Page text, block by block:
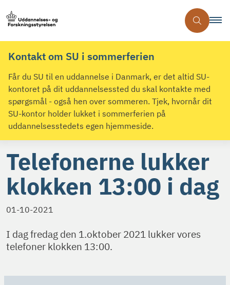
Kontakt om SU i sommerferien
Får du SU til en uddannelse i Danmark, er det altid SU-
kontoret på dit uddannelsessted du skal kontakte med
spørgsmål - også hen over sommeren. Tjek, hvornår dit
SU-kontor holder lukket i sommerferien på
uddannelsesstedets egen hjemmeside.
Telefonerne lukker
klokken 13:00 i dag
01-10-2021
I dag fredag den 1.oktober 2021 lukker vores
telefoner klokken 13:00.